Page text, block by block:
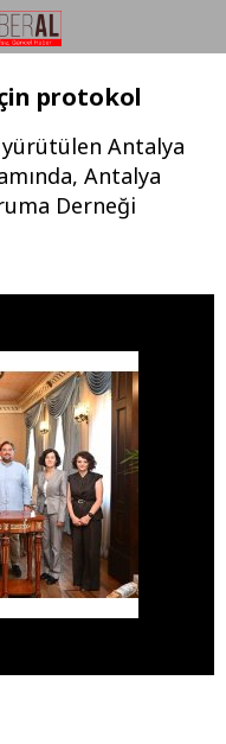
protokol
Antalya
Antalya
Derneği